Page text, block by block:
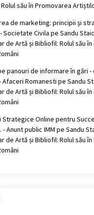
său în Promovarea
de marketing: principii și
Societate Civila pe Sandu
de Artă și Bibliofil: Rolul său
panouri de informare în gări
Afaceri Romanesti pe Sandu
de Artă și Bibliofil: Rolul său
Strategice Online pentru
Anunt public IMM pe Sandu
de Artă și Bibliofil: Rolul său